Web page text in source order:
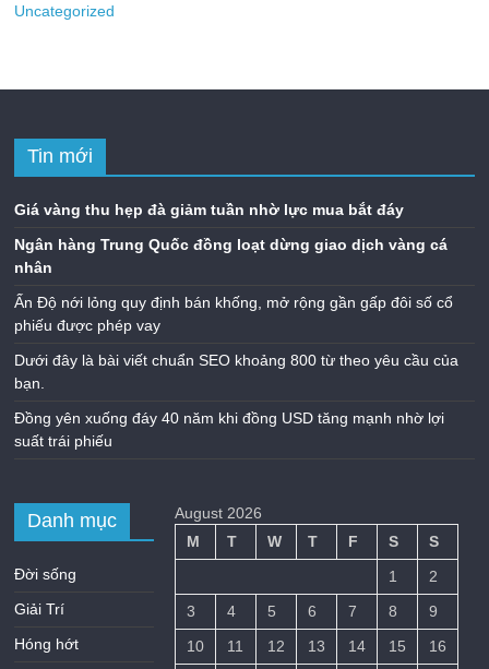
Uncategorized
Tin mới
Giá vàng thu hẹp đà giảm tuần nhờ lực mua bắt đáy
Ngân hàng Trung Quốc đồng loạt dừng giao dịch vàng cá
nhân
Ấn Độ nới lỏng quy định bán khống, mở rộng gần gấp đôi số cổ
phiếu được phép vay
Dưới đây là bài viết chuẩn SEO khoảng 800 từ theo yêu cầu của
bạn.
Đồng yên xuống đáy 40 năm khi đồng USD tăng mạnh nhờ lợi
suất trái phiếu
Danh mục
Đời sống
Giải Trí
Hóng hớt
August 2026
M
T W T F S
S
1
2
3
4 5 6 7 8
9
10
11 12 13 14 15 16